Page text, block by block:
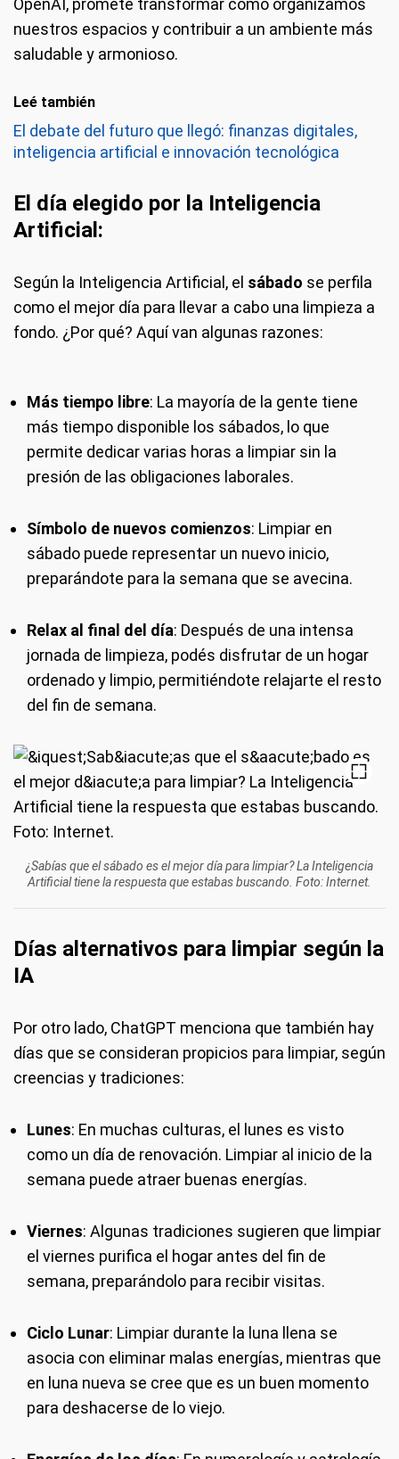
OpenAI, promete transformar cómo organizamos
nuestros espacios y contribuir a un ambiente más
saludable y armonioso.
Leé también
El debate del futuro que llegó: finanzas digitales,
inteligencia artificial e innovación tecnológica
El día elegido por la Inteligencia
Artificial:
Según la Inteligencia Artificial, el sábado se perfila
como el mejor día para llevar a cabo una limpieza a
fondo. ¿Por qué? Aquí van algunas razones:
Más tiempo libre: La mayoría de la gente tiene
más tiempo disponible los sábados, lo que
permite dedicar varias horas a limpiar sin la
presión de las obligaciones laborales.
Símbolo de nuevos comienzos: Limpiar en
sábado puede representar un nuevo inicio,
preparándote para la semana que se avecina.
Relax al final del día: Después de una intensa
jornada de limpieza, podés disfrutar de un hogar
ordenado y limpio, permitiéndote relajarte el resto
del fin de semana.
¿Sabías que el sábado es el mejor día para limpiar? La Inteligencia
Artificial tiene la respuesta que estabas buscando. Foto: Internet.
Días alternativos para limpiar según la
IA
Por otro lado, ChatGPT menciona que también hay
días que se consideran propicios para limpiar, según
creencias y tradiciones:
Lunes: En muchas culturas, el lunes es visto
como un día de renovación. Limpiar al inicio de la
semana puede atraer buenas energías.
Viernes: Algunas tradiciones sugieren que limpiar
el viernes purifica el hogar antes del fin de
semana, preparándolo para recibir visitas.
Ciclo Lunar: Limpiar durante la luna llena se
asocia con eliminar malas energías, mientras que
en luna nueva se cree que es un buen momento
para deshacerse de lo viejo.